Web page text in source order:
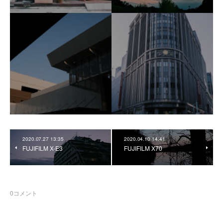
2020.07.27 13:35
FUJIFILM X-E3
2020.04.10 14:41
FUJIFILM X70
0コメント